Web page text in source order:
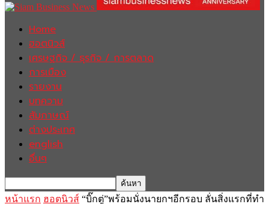
Home
ฮอตนิวส์
เศรษฐกิจ / ธุรกิจ / การตลาด
การเมือง
รายงาน
บทความ
สัมภาษณ์
ต่างประเทศ
english
อื่นๆ
หน้าแรก ฮอตนิวส์ “บิ๊กตู่”พร้อมนั่งนายกฯอีกรอบ ลั่นสิ่งแรกที่ทำ